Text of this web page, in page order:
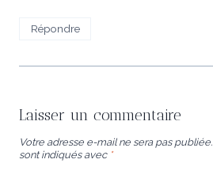
Répondre
Laisser un commentaire
Votre adresse e-mail ne sera pas publiée.
sont indiqués avec *